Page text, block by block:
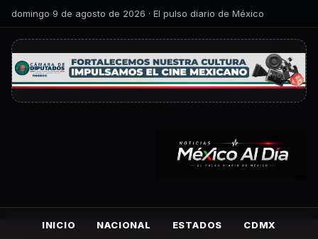
domingo 9 de agosto de 2026 · El pulso diario de México
INICIO NACIONAL ESTADOS CDMX